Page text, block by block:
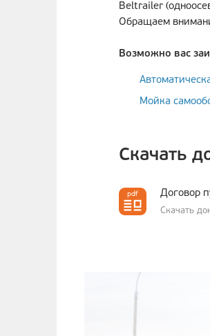
Beltrailer
Обращаем
Возможно вас
Мойка
Скачать
Договор
Скачать